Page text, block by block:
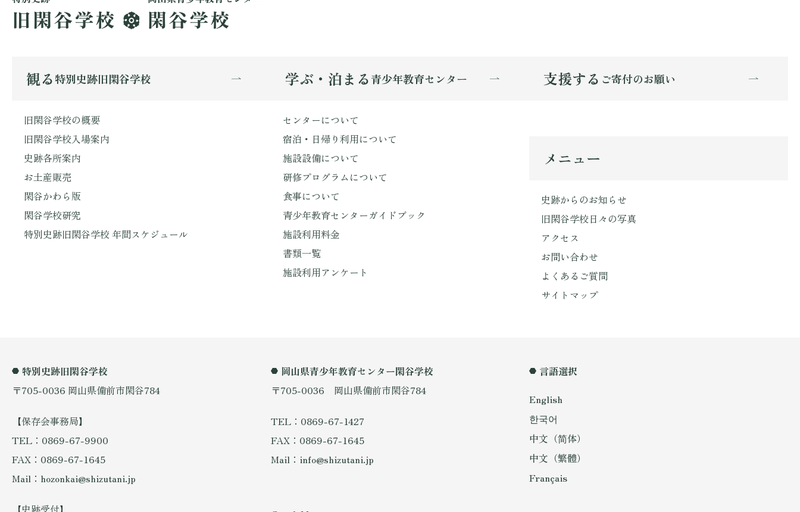
観る特別史跡旧閑谷学校
旧閑谷学校の概要
旧閑谷学校入場案内
史跡各所案内
お土産販売
閑谷かわら版
閑谷学校研究
特別史跡旧閑谷学校 年間スケジュール
学ぶ・泊まる青少年教育センター
センターについて
宿泊・日帰り利用について
施設設備について
研修プログラムについて
食事について
青少年教育センターガイドブック
施設利用料金
書類一覧
施設利用アンケート
支援する ご寄付のお願い
メニュー
史跡からのお知らせ
旧閑谷学校日々の写真
アクセス
お問い合わせ
よくあるご質問
サイトマップ
特別史跡旧閑谷学校
〒705-0036 岡山県備前市閑谷784
【保存会事務局】
TEL：0869-67-9900
FAX：0869-67-1645
Mail：hozonkai@shizutani.jp
岡山県青少年教育センター閑谷学校
〒705-0036 岡山県備前市閑谷784
TEL：0869-67-1427
FAX：0869-67-1645
Mail：info@shizutani.jp
言語選択
English
한국어
中文（简体）
中文（繁體）
Français